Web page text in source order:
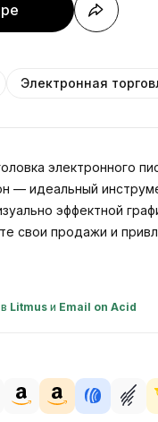
Электронная
электронного
— идеальный
эффектной
свои продажи и
Litmusи Email on Acid